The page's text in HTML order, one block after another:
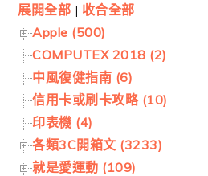
展開全部 | 收合全部
Apple (500)
COMPUTEX 2018 (2)
中風復健指南 (6)
信用卡或刷卡攻略 (10)
印表機 (4)
各類3C開箱文 (3233)
就是愛運動 (109)